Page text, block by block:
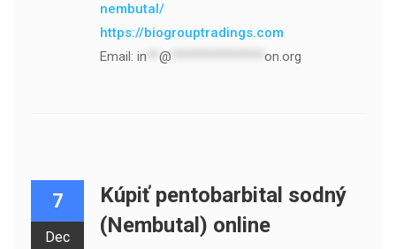
nembutal/
https://biogrouptradings.com
Email: in @ on.org
7
Dec
Kúpiť pentobarbital sodný
(Nembutal) online